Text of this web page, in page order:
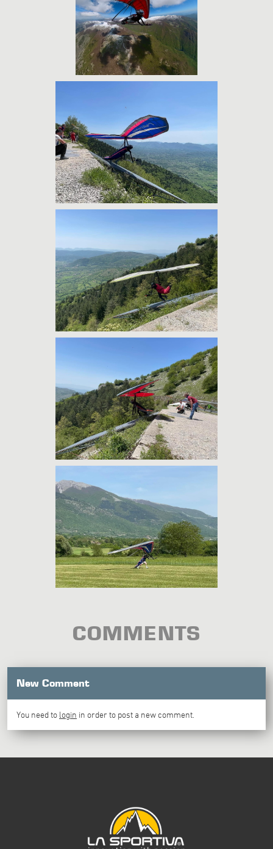
COMMENTS
New Comment
You need to login in order to post a new comment.